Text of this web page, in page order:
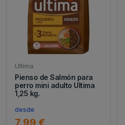
Ultima
Pienso de Salmón para
perro mini adulto Ultima
1,25 kg.
desde
7.99 €